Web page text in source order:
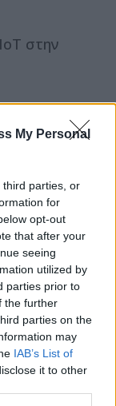
My Personal
third parties, or
for
opt-out
that after your
seeing
utilized by
parties prior to
the further
parties on the
may
IAB’s List of
it to other
στην